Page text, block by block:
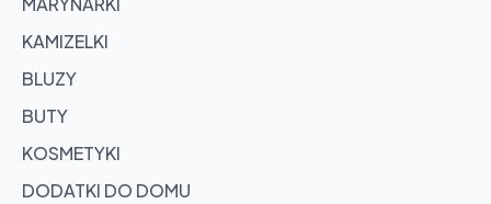
KAMIZELKI
BLUZY
BUTY
KOSMETYKI
DODATKI DO DOMU